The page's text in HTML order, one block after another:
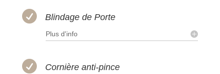
 Blindage de Porte
Plus d'info
 Cornière anti-pince